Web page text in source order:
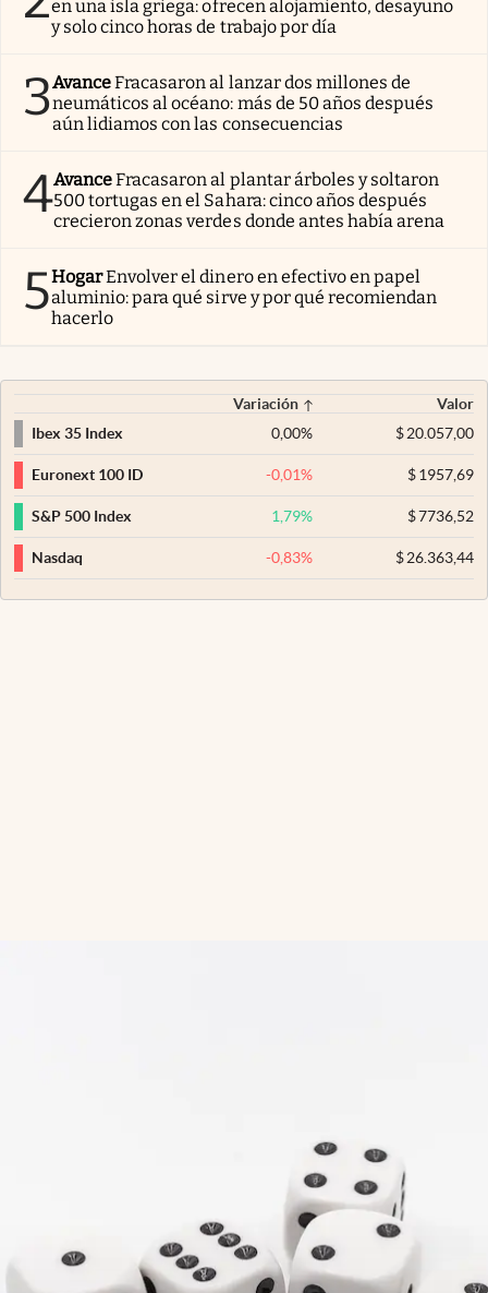
en una isla griega: ofrecen alojamiento, desayuno
y solo cinco horas de trabajo por día
3AvanceFracasaron al lanzar dos millones de
neumáticos al océano: más de 50 años después
aún lidiamos con las consecuencias
4AvanceFracasaron al plantar árboles y soltaron
500 tortugas en el Sahara: cinco años después
crecieron zonas verdes donde antes había arena
5HogarEnvolver el dinero en efectivo en papel
aluminio: para qué sirve y por qué recomiendan
hacerlo
Variación
Valor
Ibex 35 Index
0,00% $20.057,00
Euronext 100 ID -0,01% $1957,69
S&P 500 Index 1,79% $7736,52
Nasdaq -0,83% $26.363,44